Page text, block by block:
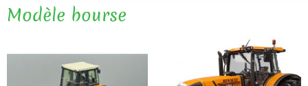
Modèle bourse